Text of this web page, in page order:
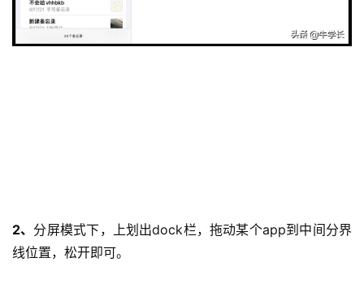
2、 分屏模式下，上划出dock栏，拖动某个app到中间分界
线位置，松开即可。